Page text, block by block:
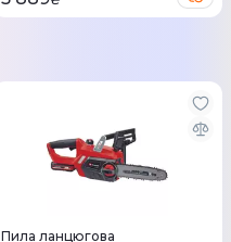
Пила ланцюгова